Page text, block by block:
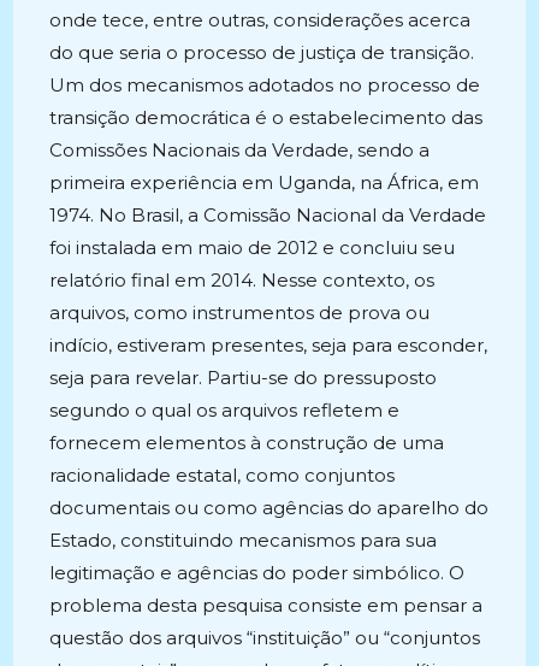
onde tece, entre outras, considerações acerca
do que seria o processo de justiça de transição.
Um dos mecanismos adotados no processo de
transição democrática é o estabelecimento das
Comissões Nacionais da Verdade, sendo a
primeira experiência em Uganda, na África, em
1974. No Brasil, a Comissão Nacional da Verdade
foi instalada em maio de 2012 e concluiu seu
relatório final em 2014. Nesse contexto, os
arquivos, como instrumentos de prova ou
indício, estiveram presentes, seja para esconder,
seja para revelar. Partiu-se do pressuposto
segundo o qual os arquivos refletem e
fornecem elementos à construção de uma
racionalidade estatal, como conjuntos
documentais ou como agências do aparelho do
Estado, constituindo mecanismos para sua
legitimação e agências do poder simbólico. O
problema desta pesquisa consiste em pensar a
questão dos arquivos “instituição” ou “conjuntos